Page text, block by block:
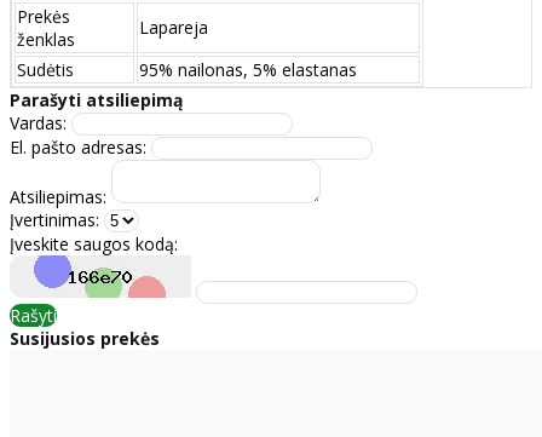
Prekės
ženklas
Lapareja
Sudėtis
95% nailonas, 5% elastanas
Parašyti atsiliepimą
Vardas:
El. pašto adresas:
Atsiliepimas:
Įvertinimas:
Įveskite saugos kodą:
Rašyti
Susijusios prekės